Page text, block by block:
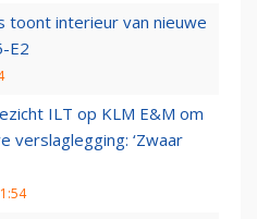
toont interieur van nieuwe
E2
ILT op KLM E&M om
verslaglegging: ‘Zwaar